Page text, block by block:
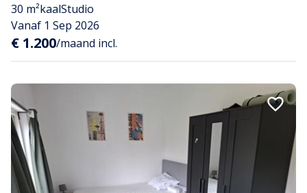
30 m²kaalStudio
Vanaf 1 Sep 2026
€ 1.200/maand incl.